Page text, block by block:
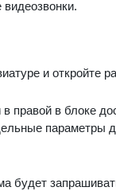
и откройте
правой в блоке
параметры
будет